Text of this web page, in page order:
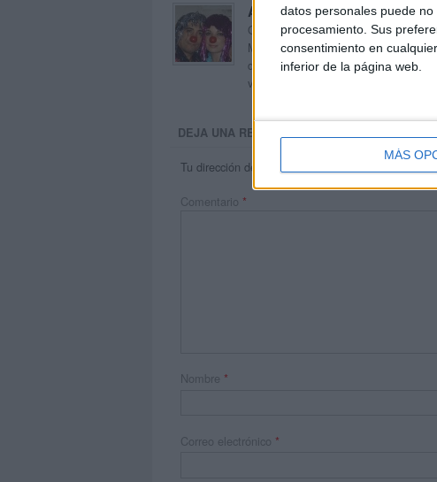
datos personales puede
procesamiento. Sus
consentimiento en
inferior de la página web.
MÁS
Acerca de
Orientación Andújar no es solo un
Maribel, que además de ser pareja,
dentro del blog y en el cual, vuelcan
voluntarios en sus meses de verano
DEJA UNA RESPUESTA
Tu dirección de correo electrónico no será publicada.
Comentario *
Nombre *
Correo electrónico *